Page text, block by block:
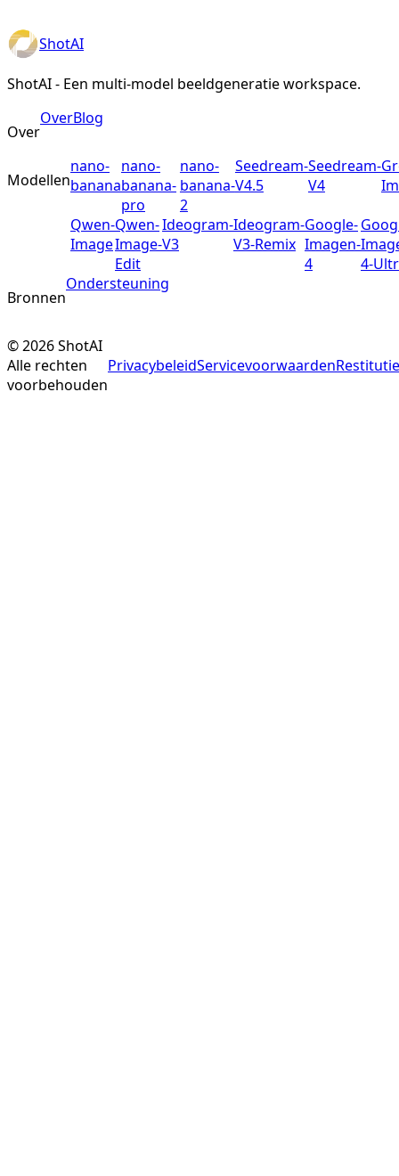
ShotAI
ShotAI - Een multi-model beeldgeneratie workspace.
Over
OverBlog
Modellen
nano-
banana
nano-
banana-
pro
nano-
banana-
2
Seedream-
V4.5
Seedream-
V4
Qwen-
Image
Qwen-
Image-
Edit
Ideogram-
V3
Ideogram-
V3-Remix
Google-
Imagen-
4
4-
Bronnen
Ondersteuning
©2026ShotAI
Alle rechten
voorbehouden
PrivacybeleidServicevoorwaarden